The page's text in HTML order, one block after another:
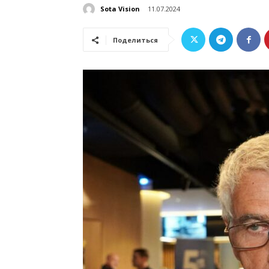
Sota Vision 11.07.2024
Поделиться